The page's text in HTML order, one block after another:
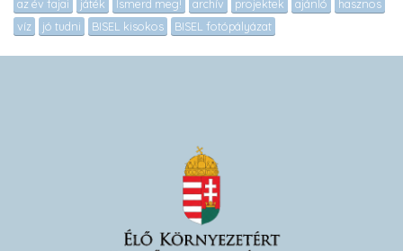
az év fajai
játék Ismerd meg! archív projektek ajánló
hasznos
víz
jó tudni BISEL kisokos BISEL fotópályázat